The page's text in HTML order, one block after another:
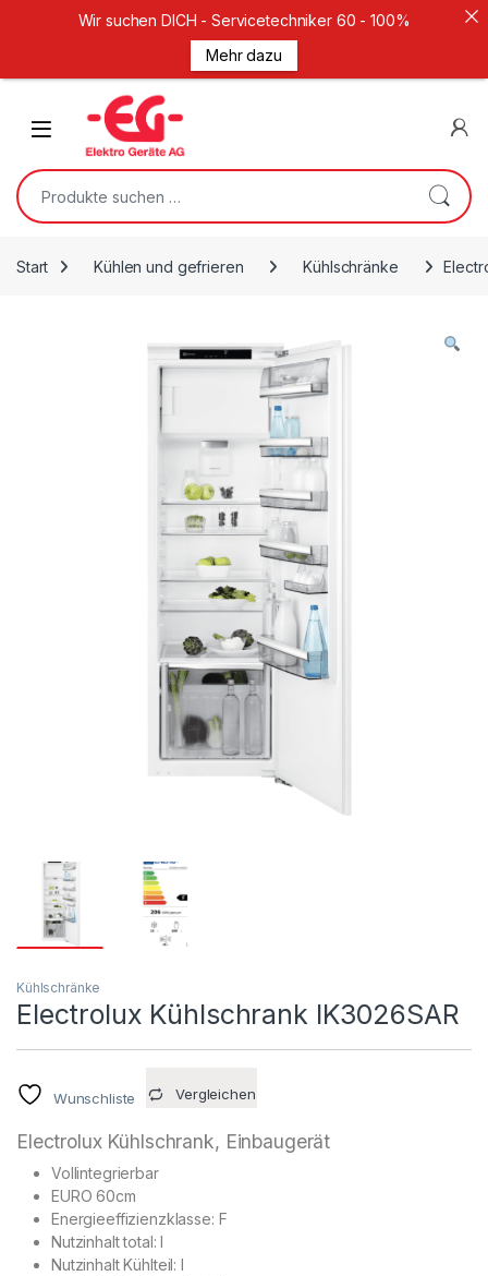
Open
Suche nach:
Start Kühlen und gefrieren Kühlschränke
Kühlschränke
Electrolux Kühlschrank IK3026SAR
Wunschliste Vergleichen
Electrolux Kühlschrank, Einbaugerät
Vollintegrierbar
EURO 60cm
Energieeffizienzklasse: F
Nutzinhalt total: l
Nutzinhalt Kühlteil: l
Wir suchen DICH - Servicetechniker 60 - 100%
Mehr dazu